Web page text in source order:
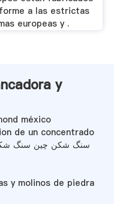
a las estrictas
europeas y .
y
méxico
de un concentrado
سنگ شکن چین سنگ
y molinos de piedra